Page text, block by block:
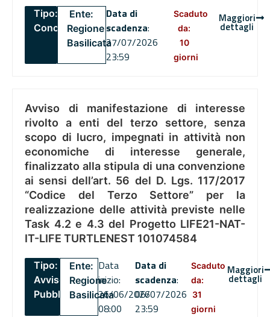
Tipo:
Concorsi
Ente:
Regione
Basilicata
Data di
scadenza:
27/07/2026
23:59
Scaduto
da:
10
giorni
Maggiori
dettagli
Avviso di manifestazione di interesse
rivolto a enti del terzo settore, senza
scopo di lucro, impegnati in attività non
economiche di interesse generale,
finalizzato alla stipula di una convenzione
ai sensi dell’art. 56 del D. Lgs. 117/2017
“Codice del Terzo Settore” per la
realizzazione delle attività previste nelle
Task 4.2 e 4.3 del Progetto LIFE21-NAT-
IT-LIFE TURTLENEST 101074584
Tipo:
Avviso
Pubblico
Ente:
Regione
Basilicata
Data
inizio:
26/06/2026
08:00
Data di
scadenza:
06/07/2026
23:59
Scaduto
da:
31
giorni
Maggiori
dettagli